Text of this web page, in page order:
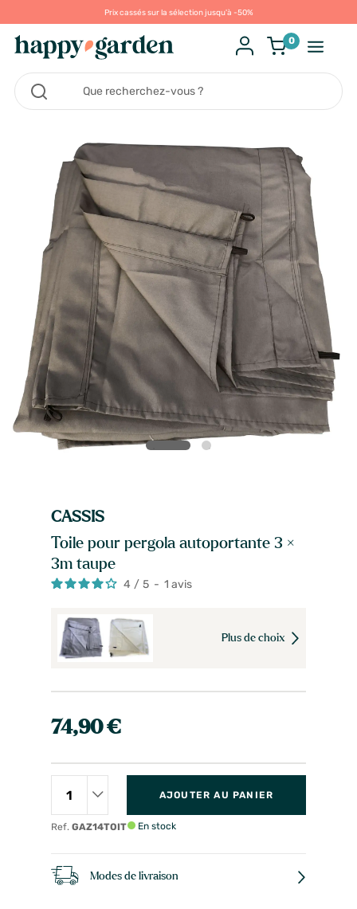
Prix cassés sur la sélection jusqu'à -50%
0
CASSIS
Toile pour pergola autoportante 3 ×
3m taupe
4 / 5 - 1 avis
Plus de choix
74,90 €
Ref. GAZ14TOIT
AJOUTER AU PANIER
En stock
Modes de livraison